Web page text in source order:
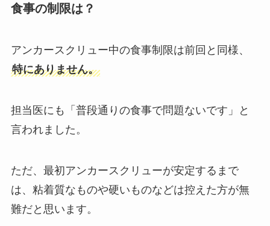
食事の制限は？
アンカースクリュー中の食事制限は前回と同様、
特にありません。
担当医にも「普段通りの食事で問題ないです」と
言われました。
ただ、最初アンカースクリューが安定するまで
は、粘着質なものや硬いものなどは控えた方が無
難だと思います。